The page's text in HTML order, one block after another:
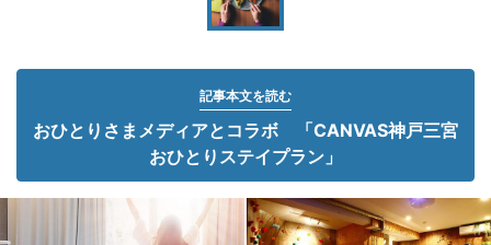
記事本文を読む
おひとりさまメディアとコラボ 「CANVAS神戸三宮
おひとりステイプラン」